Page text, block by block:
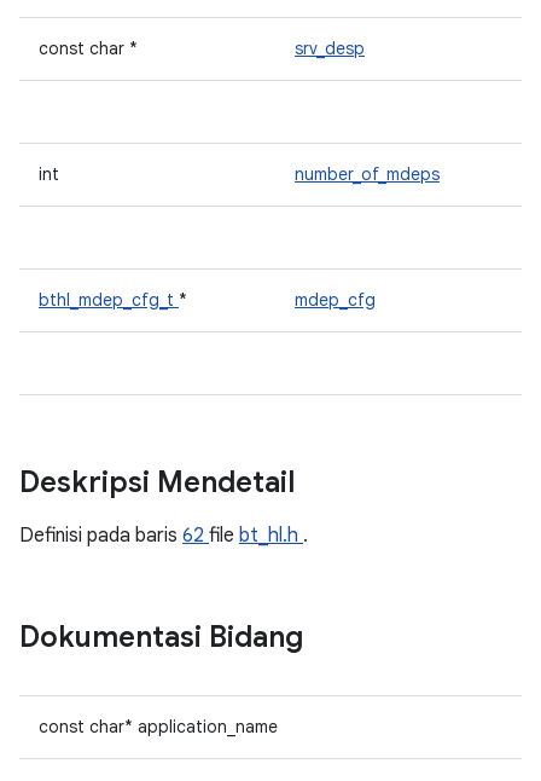
const char * srv_desp
int number_of_mdeps
bthl_mdep_cfg_t * mdep_cfg
Deskripsi Mendetail
Definisi pada baris 62 file bt_hl.h .
Dokumentasi Bidang
const char* application_name